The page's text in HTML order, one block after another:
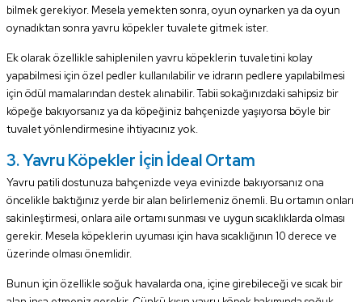
bilmek gerekiyor. Mesela yemekten sonra, oyun oynarken ya da oyun
oynadıktan sonra yavru köpekler tuvalete gitmek ister.
Ek olarak özellikle sahiplenilen yavru köpeklerin tuvaletini kolay
yapabilmesi için özel pedler kullanılabilir ve idrarın pedlere yapılabilmesi
için ödül mamalarından destek alınabilir. Tabii sokağınızdaki sahipsiz bir
köpeğe bakıyorsanız ya da köpeğiniz bahçenizde yaşıyorsa böyle bir
tuvalet yönlendirmesine ihtiyacınız yok.
3. Yavru Köpekler İçin İdeal Ortam
Yavru patili dostunuza bahçenizde veya evinizde bakıyorsanız ona
öncelikle baktığınız yerde bir alan belirlemeniz önemli. Bu ortamın onları
sakinleştirmesi, onlara aile ortamı sunması ve uygun sıcaklıklarda olması
gerekir. Mesela köpeklerin uyuması için hava sıcaklığının 10 derece ve
üzerinde olması önemlidir.
Bunun için özellikle soğuk havalarda ona, içine girebileceği ve sıcak bir